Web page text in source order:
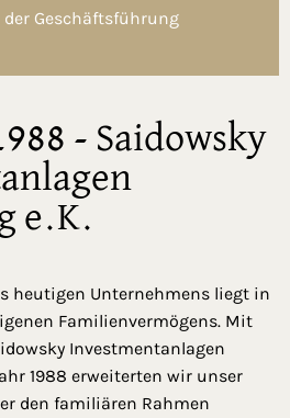
Geschäftsführung
- Saidowsky
e.K.
heutigen Unternehmens liegt in
Familienvermögens. Mit
Investmentanlagen
1988 erweiterten wir unser
den familiären Rahmen